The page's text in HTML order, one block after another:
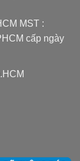
MST :
cấp ngày